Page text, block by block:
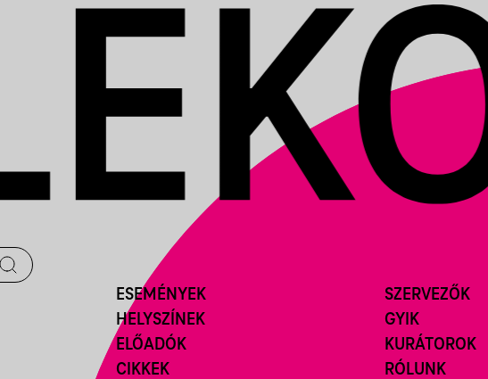
ESEMÉNYEK
HELYSZÍNEK
ELŐADÓK
CIKKEK
SZERVEZŐK
GYIK
KURÁTOROK
RÓLUNK